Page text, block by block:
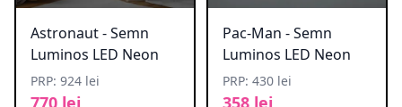
Astronaut - Semn
Luminos LED Neon
PRP: 924 lei
770 lei
Pac-Man - Semn
Luminos LED Neon
PRP: 430 lei
358 lei